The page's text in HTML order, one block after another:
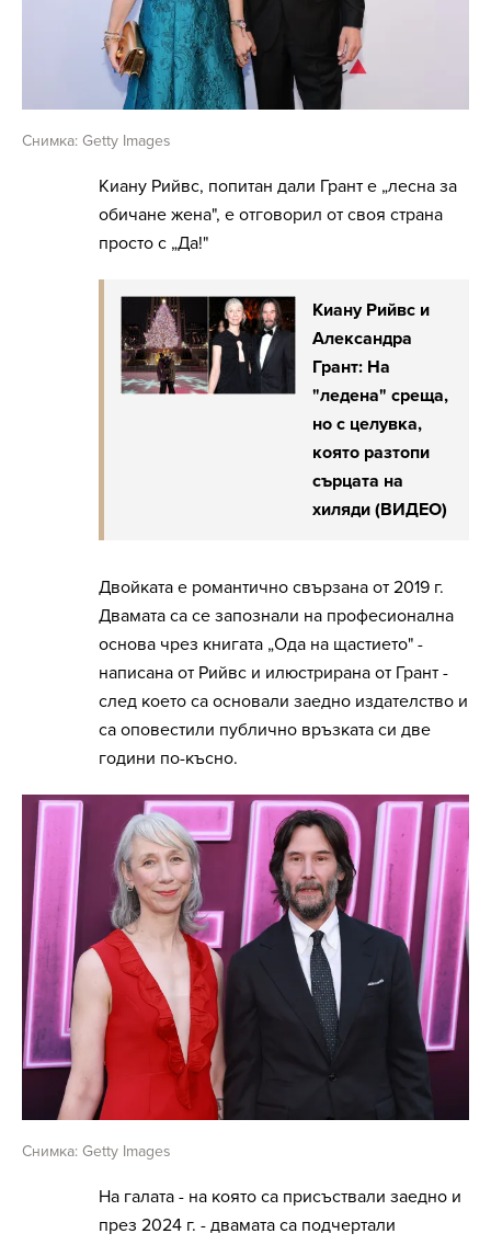
Снимка: Getty Images
Киану Рийвс, попитан дали Грант е „лесна за
обичане жена", е отговорил от своя страна
просто с „Да!"
Киану Рийвс и
Александра
Грант: На
"ледена" среща,
но с целувка,
която разтопи
сърцата на
хиляди (ВИДЕО)
Двойката е романтично свързана от 2019 г.
Двамата са се запознали на професионална
основа чрез книгата „Ода на щастието" -
написана от Рийвс и илюстрирана от Грант -
след което са основали заедно издателство и
са оповестили публично връзката си две
години по-късно.
Снимка: Getty Images
На галата - на която са присъствали заедно и
през 2024 г. - двамата са подчертали